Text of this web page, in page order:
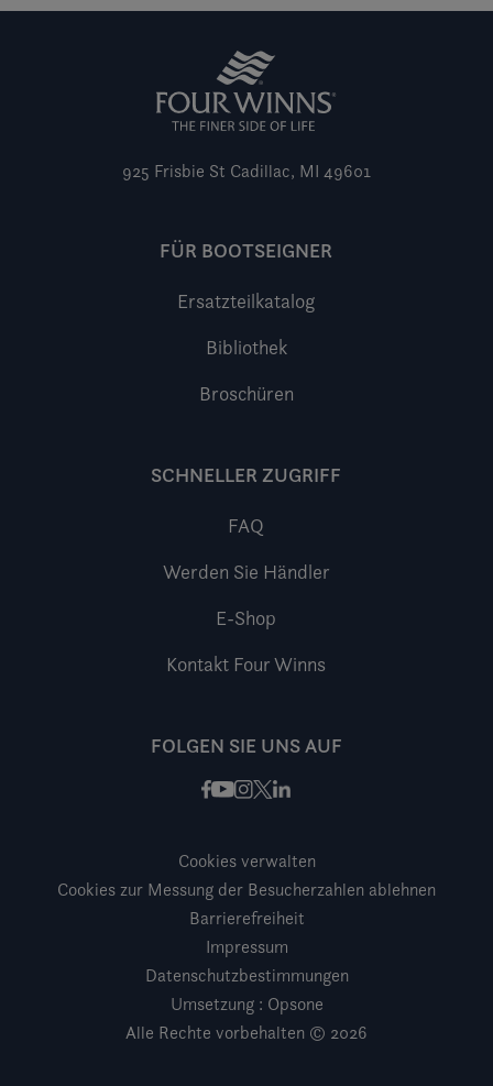
925 Frisbie St Cadillac, MI 49601
FÜR BOOTSEIGNER
Ersatzteilkatalog
Bibliothek
Broschüren
SCHNELLER ZUGRIFF
FAQ
Werden Sie Händler
E-Shop
Kontakt Four Winns
FOLGEN SIE UNS AUF
Facebook
Youtube
Instagram
X / Twitter
LinkedIn
Alle Rechte vorbehalten © 2026
Cookies verwalten
Cookies zur Messung der Besucherzahlen ablehnen
Barrierefreiheit
Impressum
Datenschutzbestimmungen
Umsetzung : Opsone